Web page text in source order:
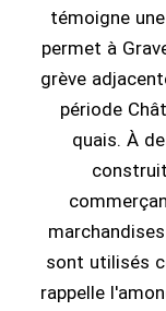
témoigne
permet à
grève
période
quais. À
sont utilisés
rappelle